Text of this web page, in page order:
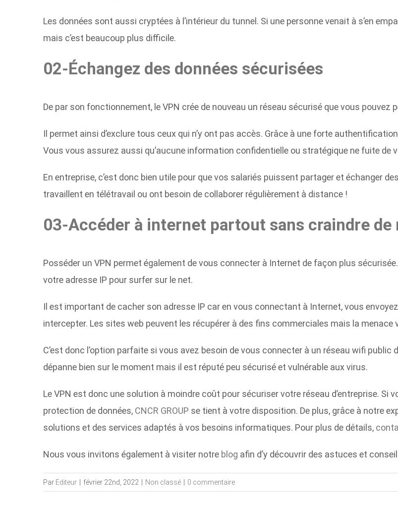
Les données sont aussi cryptées à l’intérieur du tunnel. Si une personne venait à s’en
mais c’est beaucoup plus difficile.
02-Échangez des données sécurisées
De par son fonctionnement, le VPN crée de nouveau un réseau sécurisé que vous
Il permet ainsi d’exclure tous ceux qui n’y ont pas accès. Grâce à une forte
Vous vous assurez aussi qu’aucune information confidentielle ou stratégique ne fuite de
En entreprise, c’est donc bien utile pour que vos salariés puissent partager et échanger
travaillent en télétravail ou ont besoin de collaborer régulièrement à distance !
03-Accéder à internet partout sans craindre de
Posséder un VPN permet également de vous connecter à Internet de façon plus
votre adresse IP pour surfer sur le net.
Il est important de cacher son adresse IP car en vous connectant à Internet, vous
intercepter. Les sites web peuvent les récupérer à des fins commerciales mais la
C’est donc l’option parfaite si vous avez besoin de vous connecter à un réseau wifi
dépanne bien sur le moment mais il est réputé peu sécurisé et vulnérable aux virus.
Le VPN est donc une solution à moindre coût pour sécuriser votre réseau d’entreprise. Si
protection de données, CNCR GROUP se tient à votre disposition. De plus, grâce à notre
solutions et des services adaptés à vos besoins informatiques. Pour plus de détails,
Nous vous invitons également à visiter notre blog afin d’y découvrir des astuces et
Par Editeur février 22nd, 2022 Non classé 0 commentaire